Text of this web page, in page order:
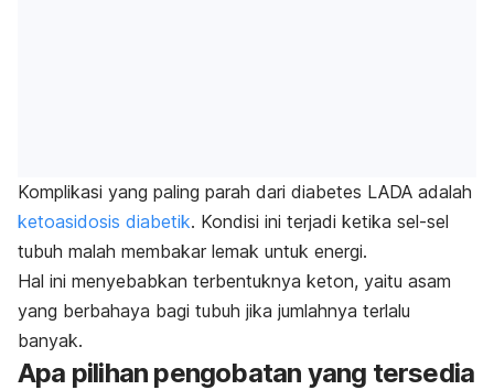
Komplikasi yang paling parah dari diabetes LADA adalah
ketoasidosis diabetik. Kondisi ini terjadi ketika sel-sel
tubuh malah membakar lemak untuk energi.
Hal ini menyebabkan terbentuknya keton, yaitu asam
yang berbahaya bagi tubuh jika jumlahnya terlalu
banyak.
Apa pilihan pengobatan yang tersedia